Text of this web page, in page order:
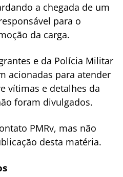
a chegada de um
para o
da carga.
e da Polícia Militar
acionadas para atender
vítimas e detalhes da
foram divulgados.
PMRv, mas não
desta matéria.